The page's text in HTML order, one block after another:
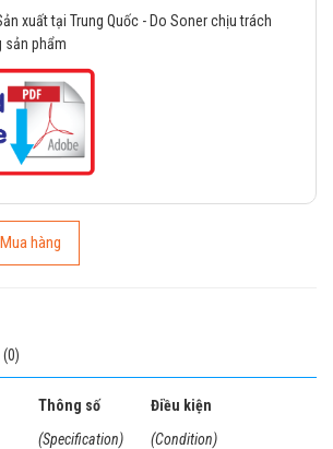
xuất tại Trung Quốc - Do Soner chịu trách
sản phẩm
Mua hàng
Thông số
(Specification)
Điều kiện
(Condition)